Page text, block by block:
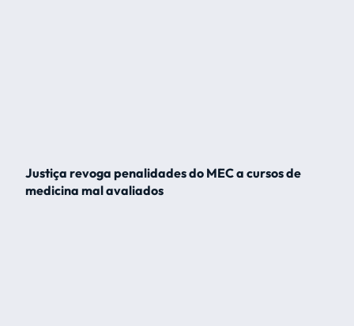
Justiça revoga penalidades do MEC a cursos de
medicina mal avaliados